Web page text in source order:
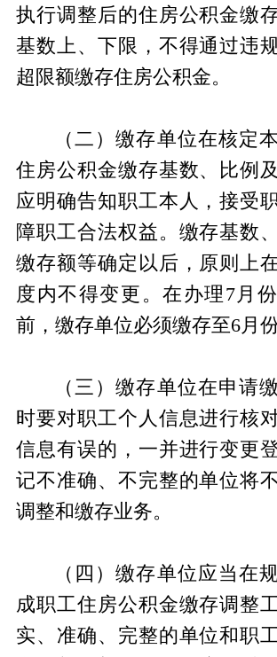
执行调整后的住房公积金缴
基数上、下限，不得通过违
超限额缴存住房公积金。
（二）缴存单位在核定
住房公积金缴存基数、比例
应明确告知职工本人，接受
障职工合法权益。缴存基数
缴存额等确定以后，原则上
度内不得变更。在办理7月
前，缴存单位必须缴存至6月份
（三）缴存单位在申请
时要对职工个人信息进行核
信息有误的，一并进行变更
记不准确、不完整的单位将
调整和缴存业务。
（四）缴存单位应当在
成职工住房公积金缴存调整
实、准确、完整的单位和职